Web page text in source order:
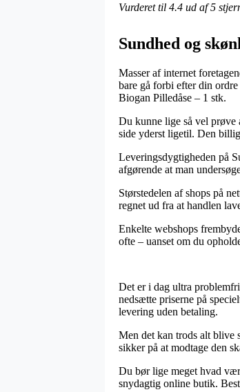
Vurderet til 4.4 ud af 5
Sundhed og
Masser af internet
bare gå forbi efter din
Biogan Pilledåse – 1 stk.
Du kunne lige så vel prøve
side yderst ligetil. Den
Leveringsdygtigheden på
afgørende at man
Størstedelen af shops på
regnet ud fra at handlen
Enkelte webshops
ofte – uanset om du
Det er i dag ultra
nedsætte priserne på
levering uden betaling.
Men det kan trods alt blive
sikker på at modtage den
Du bør lige meget hvad
snydagtig online butik.